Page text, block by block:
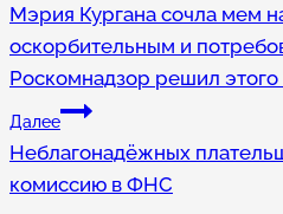
по
записям
Мэрия Кургана сочла мем
оскорбительным и
Роскомнадзор решил этого
Далее
Неблагонадёжных
комиссию в ФНС